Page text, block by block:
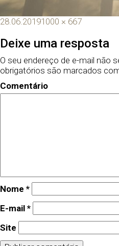
28.06.20191000 × 667
Deixe uma resposta
O seu endereço de e-mail não
obrigatórios são marcados
Comentário
Nome *
E-mail *
Site